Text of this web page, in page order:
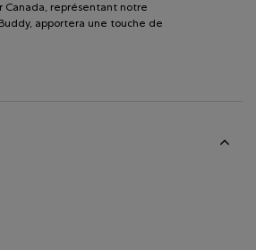
Canada, représentant notre
apportera une touche de